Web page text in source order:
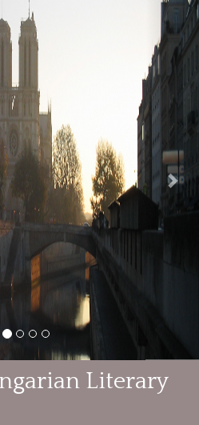
Literary